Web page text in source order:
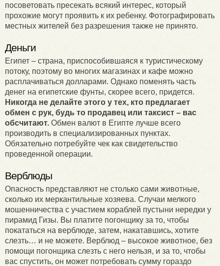
посоветовать пресекать всякий интерес, который
прохожие могут проявить к их ребенку. Фотографировать
местных жителей без разрешения также не принято.
Деньги
Египет – страна, приспособившаяся к туристическому
потоку, поэтому во многих магазинах и кафе можно
расплачиваться долларами. Однако поменять часть
денег на египетские фунты, скорее всего, придется.
Никогда не делайте этого у тех, кто предлагает
обмен с рук, будь то продавец или таксист – вас
обсчитают. Обмен валют в Египте лучше всего
производить в специализированных пунктах.
Обязательно потребуйте чек как свидетельство
проведенной операции.
Верблюды
Опасность представляют не столько сами животные,
сколько их меркантильные хозяева. Случаи мелкого
мошенничества с участием кораблей пустыни нередки у
пирамид Гизы. Вы платите погонщику за то, чтобы
покататься на верблюде, затем, накатавшись, хотите
слезть… и не можете. Верблюд – высокое животное, без
помощи погонщика слезть с него нельзя, и за то, чтобы
вас спустить, он может потребовать сумму гораздо